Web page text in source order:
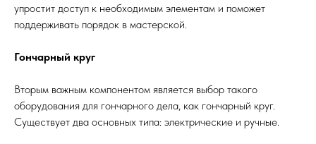
упростит доступ к необходимым элементам и поможет
поддерживать порядок в мастерской.
Гончарный круг
Вторым важным компонентом является выбор такого
оборудования для гончарного дела, как гончарный круг.
Существует два основных типа: электрические и ручные.